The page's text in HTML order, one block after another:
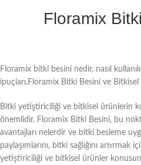
Floramix
Floramix bitki besini nedir, nasıl
ipuçları.Floramix Bitki Besini ve
Bitki yetiştiriciliği ve bitkisel ürünlerin
önemlidir. Floramix Bitki Besini, bu
avantajları nelerdir ve bitki besleme
paylaşımlarını, bitki sağlığını
yetiştiriciliği ve bitkisel ürünler